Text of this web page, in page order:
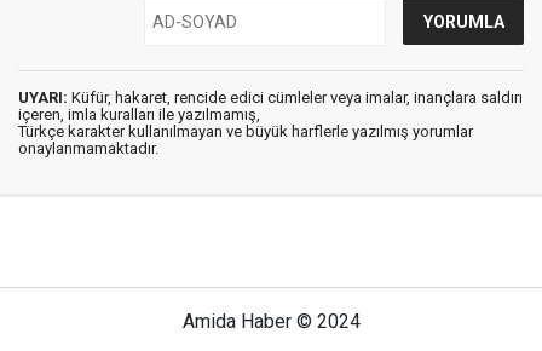
UYARI: Küfür, hakaret, rencide edici cümleler veya imalar, inançlara saldırı
içeren, imla kuralları ile yazılmamış,
Türkçe karakter kullanılmayan ve büyük harflerle yazılmış yorumlar
onaylanmamaktadır.
Amida Haber © 2024